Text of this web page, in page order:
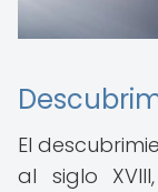
El
al siglo